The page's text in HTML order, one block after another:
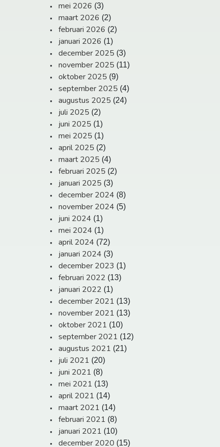
mei 2026 (3)
maart 2026 (2)
februari 2026 (2)
januari 2026 (1)
december 2025 (3)
november 2025 (11)
oktober 2025 (9)
september 2025 (4)
augustus 2025 (24)
juli 2025 (2)
juni 2025 (1)
mei 2025 (1)
april 2025 (2)
maart 2025 (4)
februari 2025 (2)
januari 2025 (3)
december 2024 (8)
november 2024 (5)
juni 2024 (1)
mei 2024 (1)
april 2024 (72)
januari 2024 (3)
december 2023 (1)
februari 2022 (13)
januari 2022 (1)
december 2021 (13)
november 2021 (13)
oktober 2021 (10)
september 2021 (12)
augustus 2021 (21)
juli 2021 (20)
juni 2021 (8)
mei 2021 (13)
april 2021 (14)
maart 2021 (14)
februari 2021 (8)
januari 2021 (10)
december 2020 (15)